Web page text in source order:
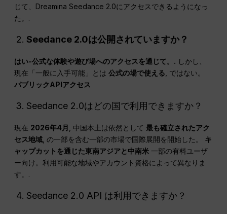
じて、Dreamina Seedance 2.0にアクセスできるようになっ
た。.
Seedance 2.0は公開されていますか？
はい-公式な体験や遊び場へのアクセスを通じて。. しかし、
現在「一般に入手可能」とは公式の場で使える , ではない。
パブリックAPIアクセス
Seedance 2.0はどの国で利用できますか？
現在 2026年4月 , 中国本土は依然として最も確立されたアク
セス地域 , の一部を含む一部の市場で国際展開を開始した。 キ
ャップカットを通じた東南アジアと中南米 一部の有料ユーザ
ー向け。利用可能な地域やアカウント資格によって異なりま
す。.
Seedance 2.0 API は利用できますか？